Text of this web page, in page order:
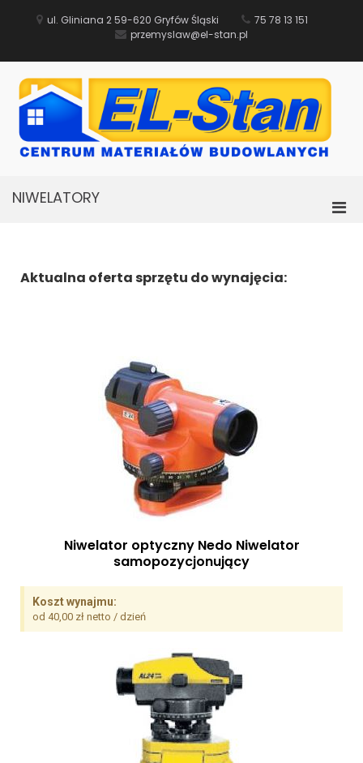
ul. Gliniana 2 59-620 Gryfów Śląski
75 78 13 151
przemyslaw@el-stan.pl
NIWELATORY
Aktualna oferta sprzętu do wynajęcia:
Niwelator optyczny Nedo Niwelator
samopozycjonujący
Koszt wynajmu:
od 40,00 zł netto / dzień